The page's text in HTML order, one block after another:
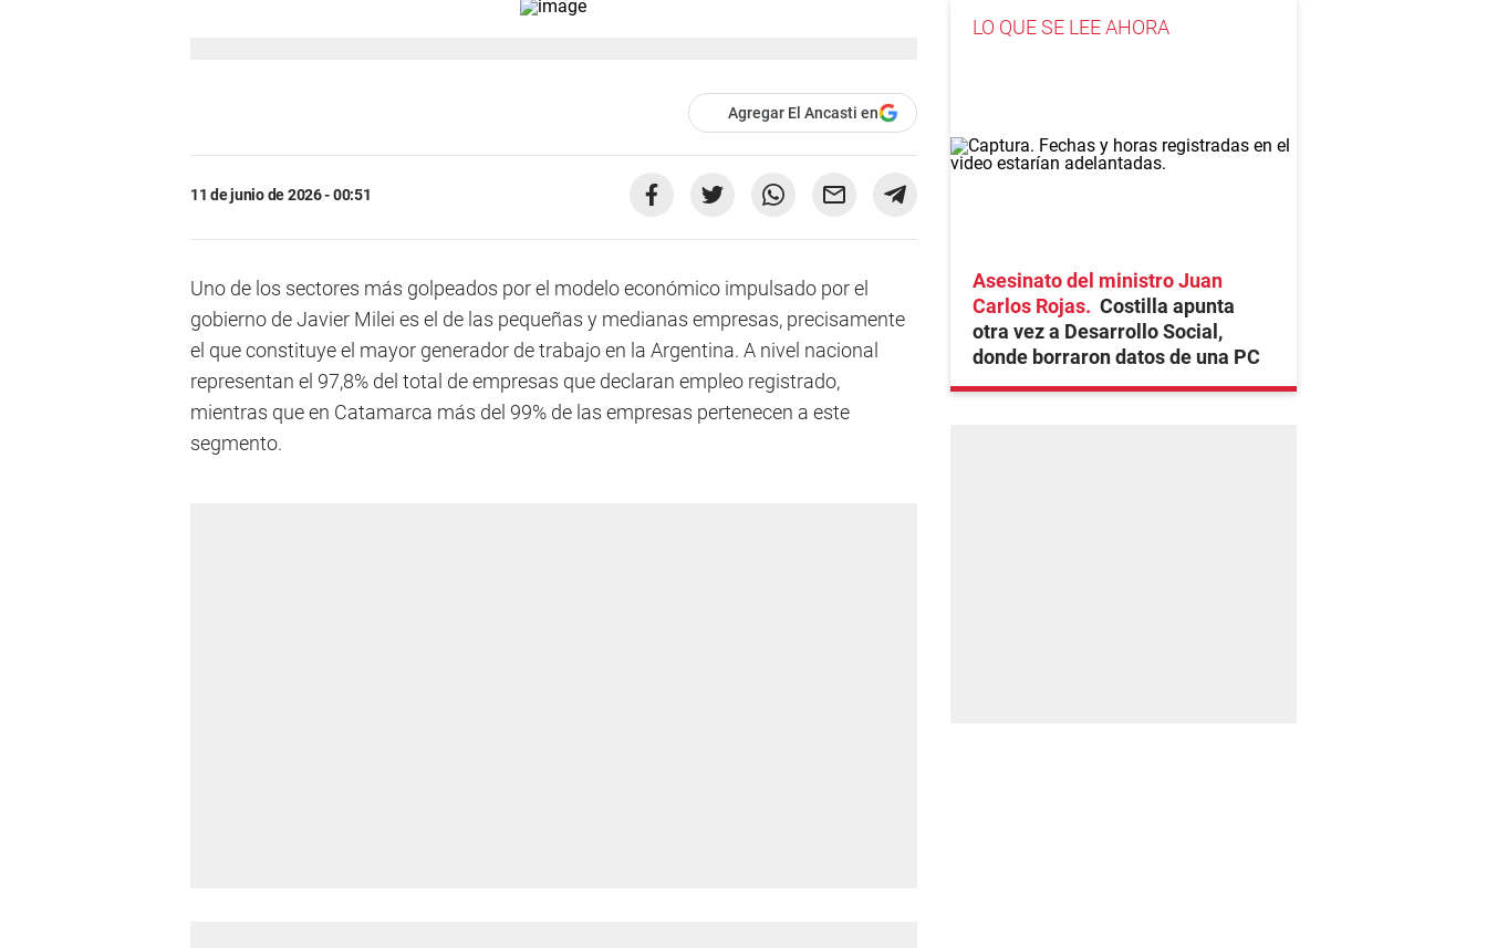
Agregar El Ancasti en
11 de junio de 2026 - 00:51
Uno de los sectores más golpeados por el modelo económico impulsado por el
gobierno de Javier Milei es el de las pequeñas y medianas empresas, precisamente
el que constituye el mayor generador de trabajo en la Argentina. A nivel nacional
representan el 97,8% del total de empresas que declaran empleo registrado,
mientras que en Catamarca más del 99% de las empresas pertenecen a este
segmento.
LO QUE SE LEE AHORA
Asesinato del ministro Juan
Carlos Rojas
Costilla apunta
otra vez a Desarrollo Social,
donde borraron datos de una PC